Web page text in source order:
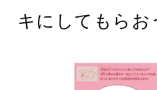
LIBRARY
SCHOLARSHIP
キにしてもらお